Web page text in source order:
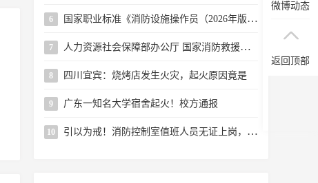
6 国家职业标准《消防设施操作员（2026年版）》解读
7 人力资源社会保障部办公厅 国家消防救援局办公室 关于颁布消防设施操作员国家职业标准的通知
8 四川宜宾：烧烤店发生火灾，起火原因竟是
9 广东一知名大学宿舍起火！校方通报
10 引以为戒！消防控制室值班人员无证上岗，这个小区物业被罚
微博动态
返回顶部